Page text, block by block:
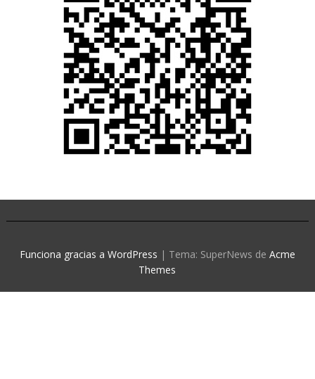
Funciona gracias a WordPress | Tema: SuperNews de Acme
Themes